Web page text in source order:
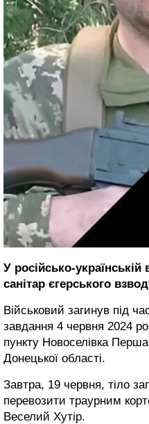
У російсько-українській
санітар єгерського
Військовий загинув під
завдання 4 червня 2024
пункту Новоселівка
Донецької області.
Завтра, 19 червня, тіло
перевозити траурним
Веселий Хутір.